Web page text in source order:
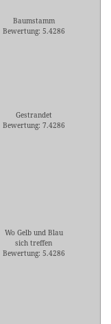
Baumstamm
Bewertung: 5.4286
Gestrandet
Bewertung: 7.4286
Wo Gelb und Blau
sich treffen
Bewertung: 5.4286